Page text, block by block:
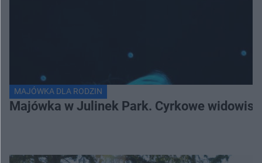
MAJÓWKA DLA RODZIN
Majówka w Julinek Park. Cyrkowe